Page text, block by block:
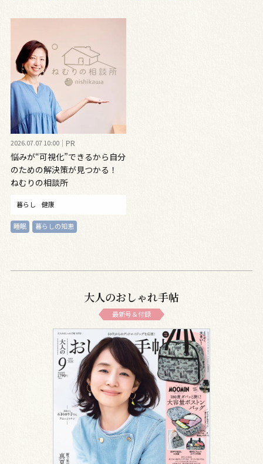
2026.07.07 10:00 PR
悩みが“可視化”できるから自分
のための解決策が見つかる！
ねむりの相談所
暮らし 健康
睡眠 暮らしの知恵
大人のおしゃれ手帖
最新号＆付録